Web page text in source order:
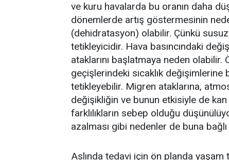
ve kuru havalarda bu oranın daha
dönemlerde artış göstermesinin
(dehidratasyon) olabilir. Çünkü
tetikleyicidir. Hava basıncındaki
ataklarını başlatmaya neden
geçişlerindeki sıcaklık değişimlerine
tetikleyebilir. Migren ataklarına,
değişikliğin ve bunun etkisiyle de kan
farklılıkların sebep olduğu
azalması gibi nedenler de buna
Aslında tedavi için ön planda